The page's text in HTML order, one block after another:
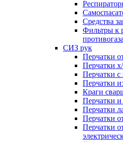
Средства
Фильтры к
СИЗ рук
Перчатки
Перчатки
Перчатки
Перчатки
Краги
Перчатки
Перчатки
Перчатки
Перчатки